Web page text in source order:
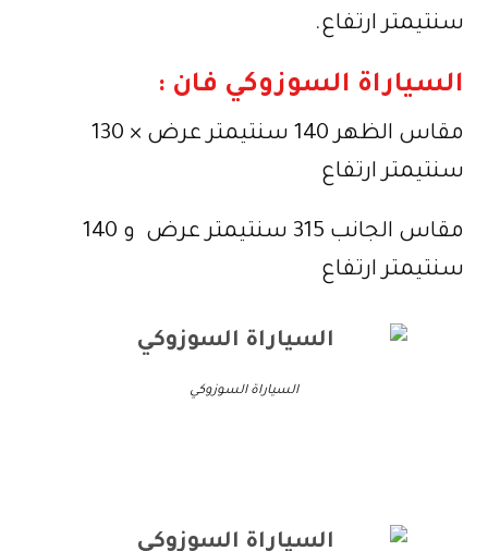
سنتيمتر ارتفاع.
السياراة السوزوكي فان :
مقاس الظهر 140 سنتيمتر عرض × 130
سنتيمتر ارتفاع
مقاس الجانب 315 سنتيمتر عرض و 140
سنتيمتر ارتفاع
السياراة السوزوكي